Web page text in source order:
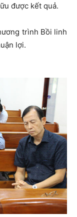
được kết quả.
trình Bồi linh
lợi.